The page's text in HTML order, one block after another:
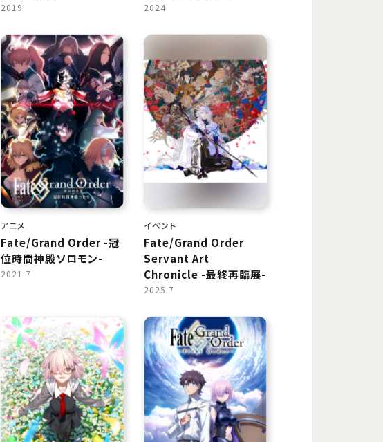
2019 2024
アニメ
Fate/Grand Order -冠
位時間神殿ソロモン-
2021.7
イベント
Fate/Grand Order
Servant Art
Chronicle -最終再臨展-
2025.7